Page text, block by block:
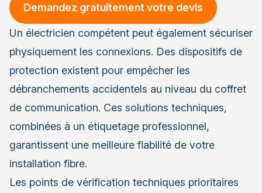
Demandez gratuitement votre devis
Un électricien compétent peut également sécuriser
physiquement les connexions. Des dispositifs de
protection existent pour empêcher les
débranchements accidentels au niveau du coffret
de communication. Ces solutions techniques,
combinées à un étiquetage professionnel,
garantissent une meilleure fiabilité de votre
installation fibre.
Les points de vérification techniques prioritaires